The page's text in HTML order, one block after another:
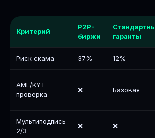
Критерий
P2P-
биржи
гаранты
Риск скама 37% 12%
AML/KYT
проверка
❌ Базовая
Мультиподпись
2/3
❌ ❌